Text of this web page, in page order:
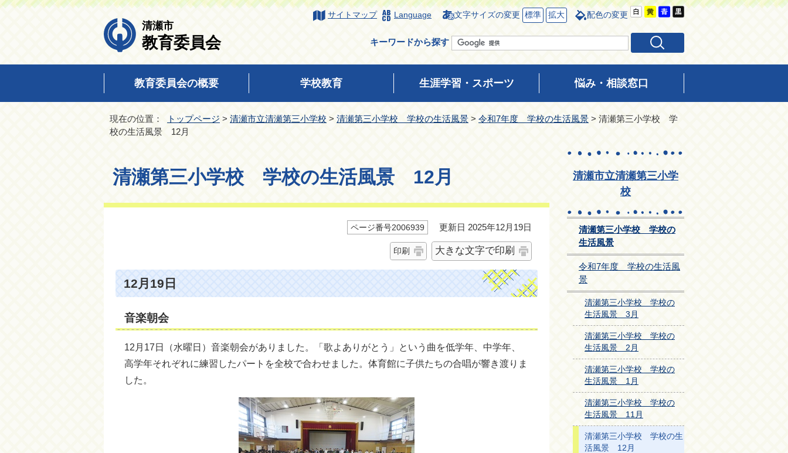
清瀬市
教育委員会
サイトマップ Language 文字サイズの変更 標準 拡大 配色の変更
キーワードから探す
教育委員会の概要 学校教育 生涯学習・スポーツ 悩み・相談窓口
現在の位置： トップページ > 清瀬市立清瀬第三小学校 > 清瀬第三小学校 学校の生活風景 > 令和7年度 学校の生活風景 > 清瀬第三小学校 学
校の生活風景 12月
清瀬第三小学校 学校の生活風景 12月
ページ番号2006939 更新日 2025年12月19日
印刷 大きな文字で印刷
12月19日
音楽朝会
12月17日（水曜日）音楽朝会がありました。「歌よありがとう」という曲を低学年、中学年、
高学年それぞれに練習したパートを全校で合わせました。体育館に子供たちの合唱が響き渡りま
した。
清瀬市立清瀬第三小学
校
清瀬第三小学校 学校の
生活風景
令和7年度 学校の生活風
景
清瀬第三小学校 学校の
生活風景 3月
清瀬第三小学校 学校の
生活風景 2月
清瀬第三小学校 学校の
生活風景 1月
清瀬第三小学校 学校の
生活風景 11月
清瀬第三小学校 学校の生
活風景 12月